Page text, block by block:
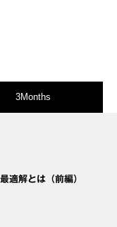
3Months
適解とは（前編）